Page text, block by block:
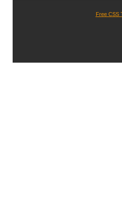
Free CSS